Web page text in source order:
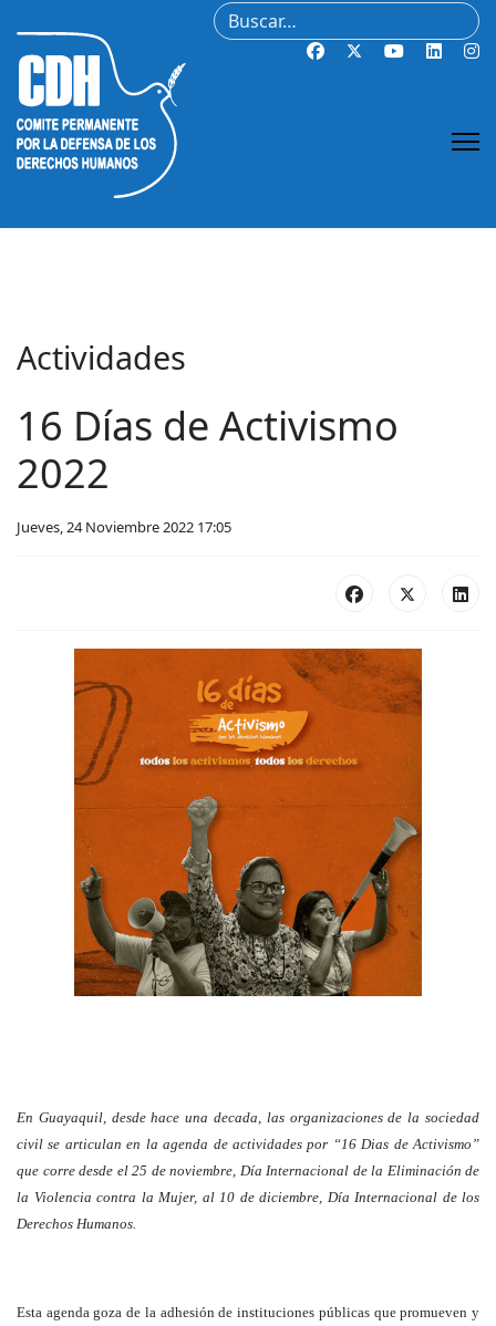
Buscar
Actividades
16 Días de Activismo
2022
Jueves, 24 Noviembre 2022 17:05
En Guayaquil, desde hace una decada, las organizaciones de la sociedad
civil se articulan en la agenda de actividades por “16 Dias de Activismo”
que corre desde el 25 de noviembre, Día Internacional de la Eliminación de
la Violencia contra la Mujer, al 10 de diciembre, Día Internacional de los
Derechos Humanos.
Esta agenda goza de la adhesión de instituciones públicas que promueven y